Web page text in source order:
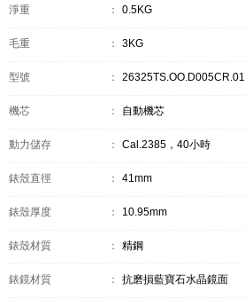
淨重 ： 0.5KG
毛重 ： 3KG
型號 ： 26325TS.OO.D005CR.01
機芯 ： 自動機芯
動力儲存 ： Cal.2385，40小時
錶殼直徑 ： 41mm
錶殼厚度 ： 10.95mm
錶殼材質 ： 精鋼
錶鏡材質 ： 抗磨損藍寶石水晶鏡面